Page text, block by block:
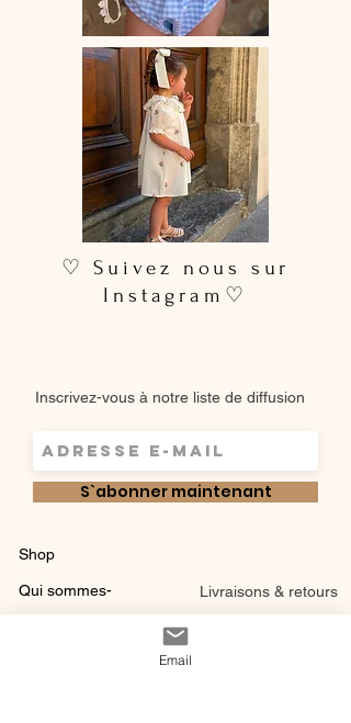
♡ Suivez nous sur
Instagram♡
Inscrivez-vous à notre liste de diffusion
S`abonner maintenant
Shop
Qui sommes-
instagram
Livraisons & retours
Email